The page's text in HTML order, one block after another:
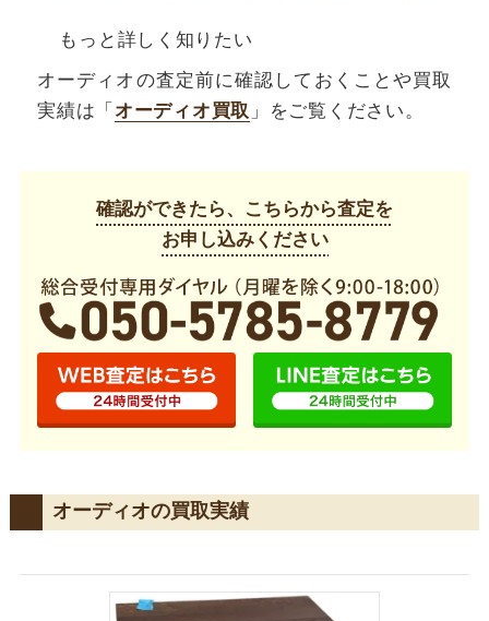
もっと詳しく知りたい
オーディオの査定前に確認しておくことや買取
実績は「 オーディオ買取 」をご覧ください。
確認ができたら、こちらから査定を
お申し込みください
オーディオの買取実績